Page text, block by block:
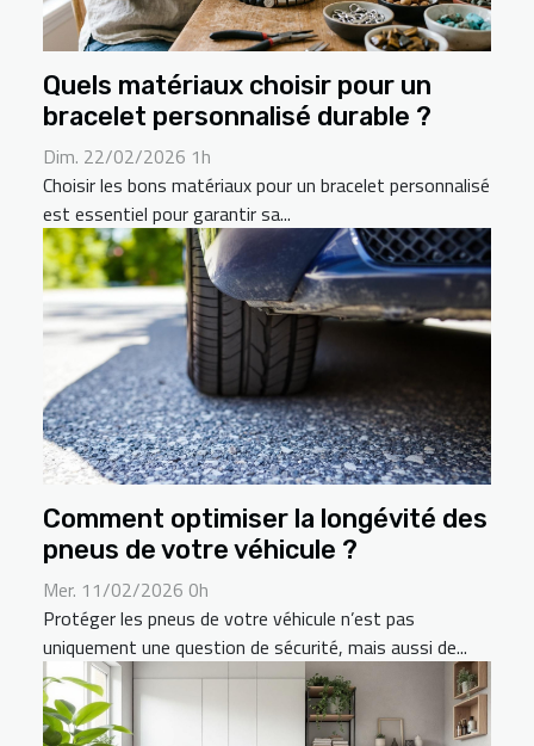
Quels matériaux choisir pour un
bracelet personnalisé durable ?
Dim. 22/02/2026 1h
Choisir les bons matériaux pour un bracelet personnalisé
est essentiel pour garantir sa...
Comment optimiser la longévité des
pneus de votre véhicule ?
Mer. 11/02/2026 0h
Protéger les pneus de votre véhicule n’est pas
uniquement une question de sécurité, mais aussi de...